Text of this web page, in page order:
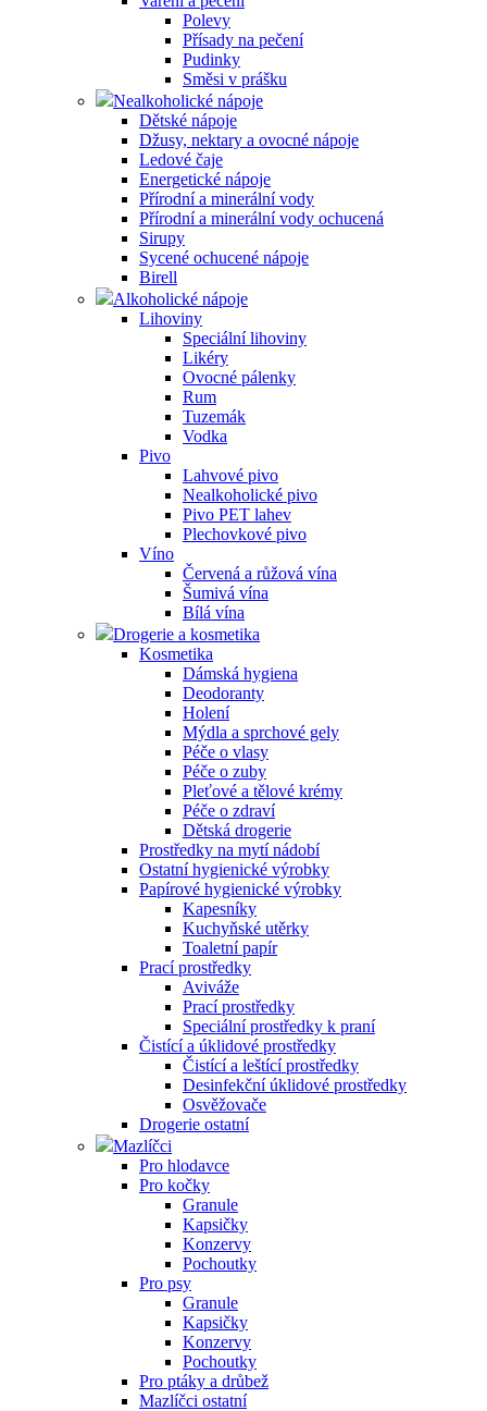
Polevy
Přísady na pečení
Pudinky
Směsi v prášku
Nealkoholické nápoje
Dětské nápoje
Džusy, nektary a ovocné nápoje
Ledové čaje
Energetické nápoje
Přírodní a minerální vody
Přírodní a minerální vody ochucená
Sirupy
Sycené ochucené nápoje
Birell
Alkoholické nápoje
Lihoviny
Speciální lihoviny
Likéry
Ovocné pálenky
Rum
Tuzemák
Vodka
Pivo
Lahvové pivo
Nealkoholické pivo
Pivo PET lahev
Plechovkové pivo
Víno
Červená a růžová vína
Šumivá vína
Bílá vína
Drogerie a kosmetika
Kosmetika
Dámská hygiena
Deodoranty
Holení
Mýdla a sprchové gely
Péče o vlasy
Péče o zuby
Pleťové a tělové krémy
Péče o zdraví
Dětská drogerie
Prostředky na mytí nádobí
Ostatní hygienické výrobky
Papírové hygienické výrobky
Kapesníky
Kuchyňské utěrky
Toaletní papír
Prací prostředky
Aviváže
Prací prostředky
Speciální prostředky k praní
Čistící a úklidové prostředky
Čistící a leštící prostředky
Desinfekční úklidové prostředky
Osvěžovače
Drogerie ostatní
Mazlíčci
Pro hlodavce
Pro kočky
Granule
Kapsičky
Konzervy
Pochoutky
Pro psy
Granule
Kapsičky
Konzervy
Pochoutky
Pro ptáky a drůbež
Mazlíčci ostatní